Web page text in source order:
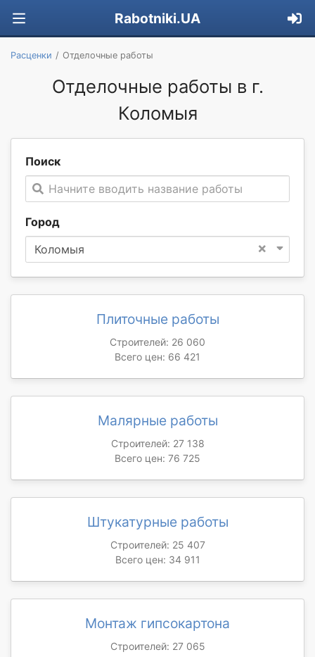
Rabotniki.UA
Расценки Отделочные работы
Отделочные работы в г.
Коломыя
Поиск
Начните вводить название работы
Город
×
Коломыя
Плиточные работы
Строителей: 26 060
Всего цен: 66 421
Малярные работы
Строителей: 27 138
Всего цен: 76 725
Штукатурные работы
Строителей: 25 407
Всего цен: 34 911
Монтаж гипсокартона
Строителей: 27 065